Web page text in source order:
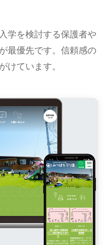
学を検討する保護者や
最優先です。信頼感の
けています。